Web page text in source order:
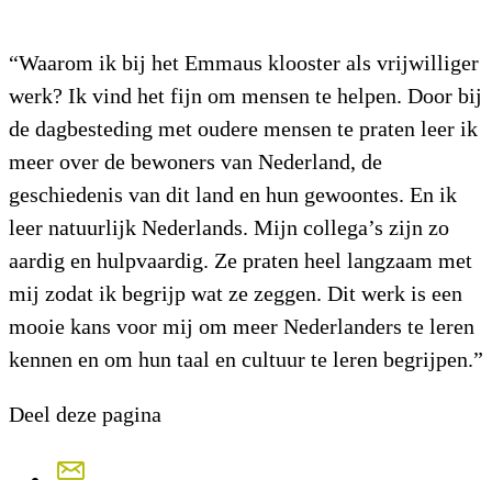
“Waarom ik bij het Emmaus klooster als vrijwilliger
werk? Ik vind het fijn om mensen te helpen. Door bij
de dagbesteding met oudere mensen te praten leer ik
meer over de bewoners van Nederland, de
geschiedenis van dit land en hun gewoontes. En ik
leer natuurlijk Nederlands. Mijn collega’s zijn zo
aardig en hulpvaardig. Ze praten heel langzaam met
mij zodat ik begrijp wat ze zeggen. Dit werk is een
mooie kans voor mij om meer Nederlanders te leren
kennen en om hun taal en cultuur te leren begrijpen.”
Deel deze pagina